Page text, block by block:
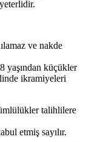
ve nakde
yaşından küçükler
ikramiyeleri
talihlilere
etmiş sayılır.